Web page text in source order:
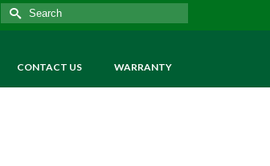
Search
for:
CONTACT US WARRANTY